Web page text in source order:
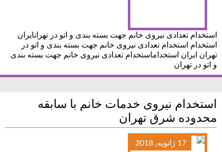
استخدام تعدادی نیروی خانم جهت بسته بندی و اتو در تهرانایران
استخدام استخدام تعدادی نیروی خانم جهت بسته بندی و اتو در
تهران ایران استخداماستخدام تعدادی نیروی خانم جهت بسته بندی
و اتو در تهران
استخدام نیروی خدمات خانم با سابقه
محدوده شرق تهران
17 ژانویه, 2018